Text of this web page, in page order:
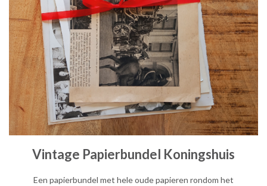
Vintage Papierbundel Koningshuis
Een papierbundel met hele oude papieren rondom het